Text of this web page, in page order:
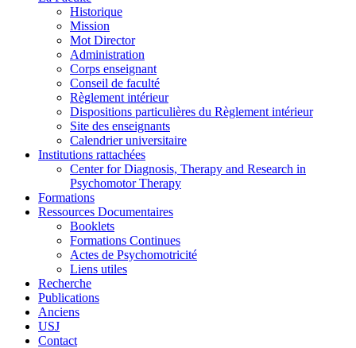
Historique
Mission
Mot Director
Administration
Corps enseignant
Conseil de faculté
Règlement intérieur
Dispositions particulières du Règlement intérieur
Site des enseignants
Calendrier universitaire
Institutions rattachées
Center for Diagnosis, Therapy and Research in
Psychomotor Therapy
Formations
Ressources Documentaires
Booklets
Formations Continues
Actes de Psychomotricité
Liens utiles
Recherche
Publications
Anciens
USJ
Contact